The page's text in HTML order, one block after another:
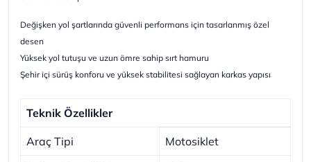
Değişken yol şartlarında güvenli performans için tasarlanmış özel
desen
Yüksek yol tutuşu ve uzun ömre sahip sırt hamuru
Şehir içi sürüş konforu ve yüksek stabilitesi sağlayan karkas yapısı
Teknik Özellikler
Araç Tipi Motosiklet